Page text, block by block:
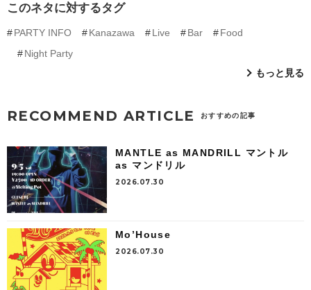
このネタに対するタグ
PARTY INFO Kanazawa Live Bar
Food
Night Party
もっと見る
RECOMMEND ARTICLE おすすめの記事
MANTLE as MANDRILL マントル
as マンドリル
2026.07.30
Mo’House
2026.07.30